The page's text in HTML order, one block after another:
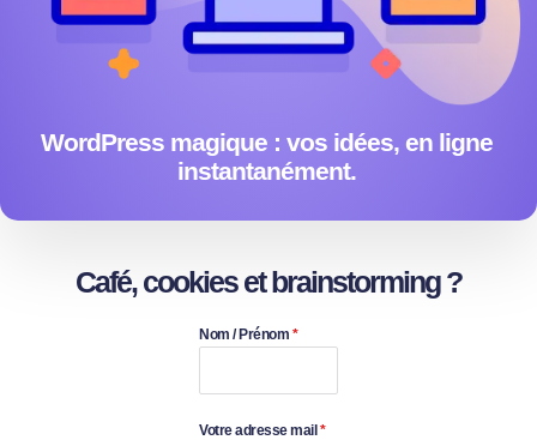
WordPress magique : vos idées, en ligne
instantanément.
Café, cookies et brainstorming ?
Nom / Prénom *
Votre adresse mail*